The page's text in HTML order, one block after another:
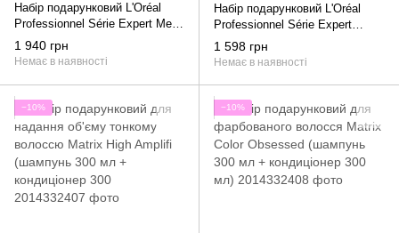
Набір подарунковий L'Oréal
Professionnel Série Expert Metal
Detox шампунь 300 мл + маска
250 мл + олійка 50 мл
1 940 грн
Немає в наявності
Набір подарунковий L'Oréal
Professionnel Série Expert
Vitamino Color шампунь 300 мл
+ маска 250 мл + спрей 190
1 598 грн
Немає в наявності
−10% −10%